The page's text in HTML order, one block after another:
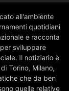
all'ambiente
quotidiani
e racconta
sviluppare
Il notiziario è
Torino, Milano,
che da ben
quelle relative